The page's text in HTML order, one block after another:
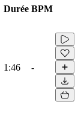
Durée BPM
1:46 -